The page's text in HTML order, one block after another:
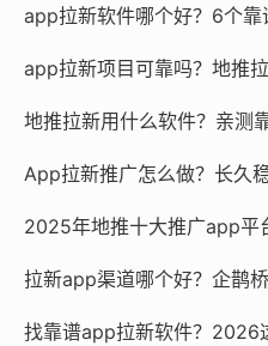
app拉新软件哪个好？6个靠
app拉新项目可靠吗？地推
地推拉新用什么软件？亲测
App拉新推广怎么做？长久
拉新app渠道哪个好？企鹊
找靠谱app拉新软件？2026